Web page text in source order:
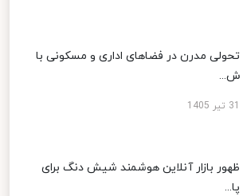
تحولی مدرن در فضاهای اداری و مسکونی با
ش...
ظهور بازار آنلاین هوشمند شیش دنگ برای
پا...